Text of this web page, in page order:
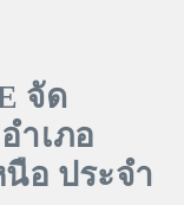
จัด
ำเภอ
อ ประจำ